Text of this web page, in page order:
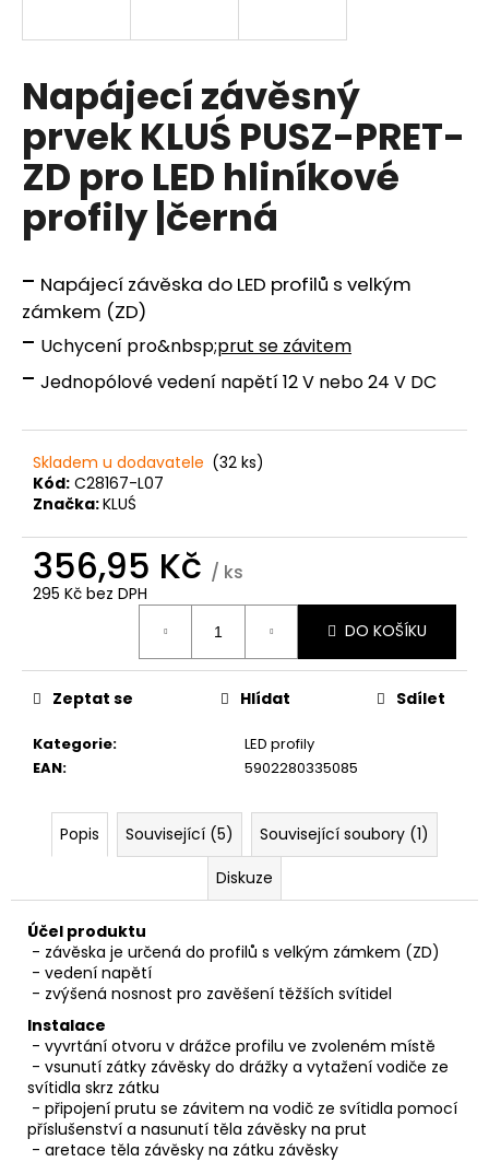
Napájecí závěsný
prvek KLUŚ PUSZ-PRET-
ZD pro LED hliníkové
profily |černá
- Napájecí závěska do LED profilů s velkým
zámkem (ZD)
- Uchycení pro&nbsp;prut se závitem
- Jednopólové vedení napětí 12 V nebo 24 V DC
Skladem u dodavatele (32 ks)
Kód: C28167-L07
Značka:KLUŚ
356,95 Kč / ks
295 Kč bez DPH
DO KOŠÍKU
Kategorie:
LED profily
EAN: 5902280335085
Zeptat se Hlídat Sdílet
Popis Související (5)
Související soubory (1)
Diskuze
Účel produktu
- závěska je určená do profilů s velkým zámkem (ZD)
- vedení napětí
- zvýšená nosnost pro zavěšení těžších svítidel
Instalace
- vyvrtání otvoru v drážce profilu ve zvoleném místě
- vsunutí zátky závěsky do drážky a vytažení vodiče ze
svítidla skrz zátku
- připojení prutu se závitem na vodič ze svítidla pomocí
příslušenství a nasunutí těla závěsky na prut
- aretace těla závěsky na zátku závěsky
í
t
?
D
o
u
č
u
j
e
m